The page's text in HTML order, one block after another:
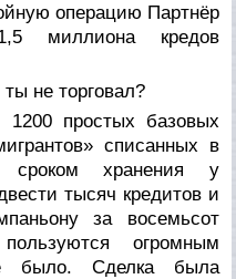
операцию Партнёр
миллиона кредов
не торговал?
простых базовых
списанных в
сроком хранения у
тысяч кредитов и
за восемьсот
огромным
было. Сделка была